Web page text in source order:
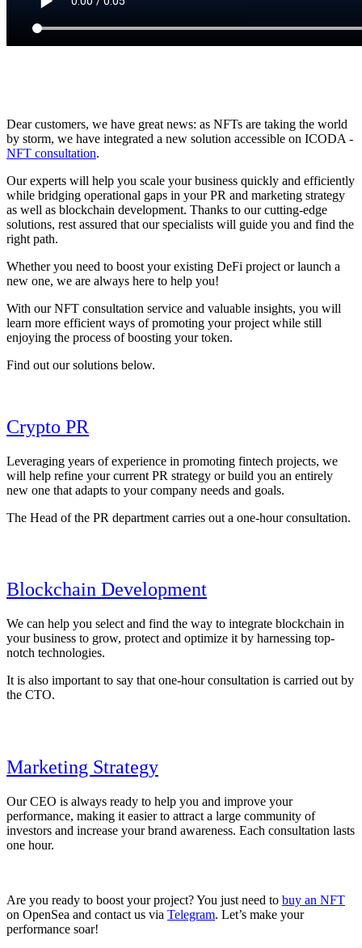
Dear customers, we have great news: as NFTs are taking the world
by storm, we have integrated a new solution accessible on ICODA -
NFT consultation.
Our experts will help you scale your business quickly and efficiently
while bridging operational gaps in your PR and marketing strategy
as well as blockchain development. Thanks to our cutting-edge
solutions, rest assured that our specialists will guide you and find the
right path.
Whether you need to boost your existing DeFi project or launch a
new one, we are always here to help you!
With our NFT consultation service and valuable insights, you will
learn more efficient ways of promoting your project while still
enjoying the process of boosting your token.
Find out our solutions below.
Crypto PR
Leveraging years of experience in promoting fintech projects, we
will help refine your current PR strategy or build you an entirely
new one that adapts to your company needs and goals.
The Head of the PR department carries out a one-hour consultation.
Blockchain Development
We can help you select and find the way to integrate blockchain in
your business to grow, protect and optimize it by harnessing top-
notch technologies.
It is also important to say that one-hour consultation is carried out by
the CTO.
Marketing Strategy
Our CEO is always ready to help you and improve your
performance, making it easier to attract a large community of
investors and increase your brand awareness. Each consultation lasts
one hour.
Are you ready to boost your project? You just need to buy an NFT
on OpenSea and contact us via Telegram. Let’s make your
performance soar!